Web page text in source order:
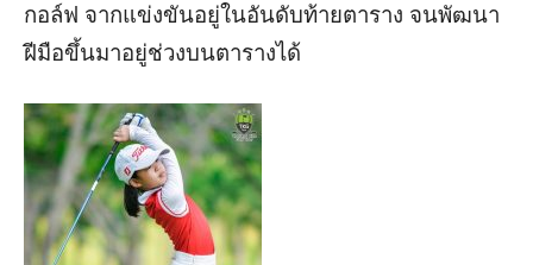
กอล์ฟ จากแข่งขันอยู่ในอันดับท้ายตาราง จนพัฒนา
ฝีมือขึ้นมาอยู่ช่วงบนตารางได้